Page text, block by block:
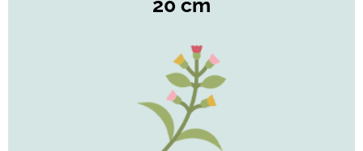
20 cm